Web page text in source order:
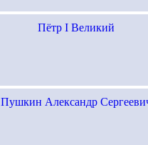
Пётр I Великий
Пушкин Александр